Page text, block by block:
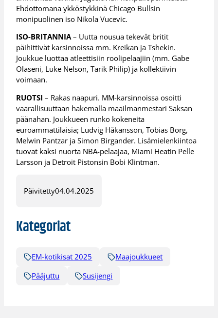
Ehdottomana ykköstykkinä Chicago Bullsin
monipuolinen iso Nikola Vucevic.
ISO-BRITANNIA– Uutta nousua tekevät britit
päihittivät karsinnoissa mm. Kreikan ja Tshekin.
Joukkue luottaa atleettisiin roolipelaajiin (mm. Gabe
Olaseni, Luke Nelson, Tarik Philip) ja kollektiivin
voimaan.
RUOTSI – Rakas naapuri. MM-karsinnoissa osoitti
vaarallisuuttaan hakemalla maailmanmestari Saksan
päänahan. Joukkueen runko kokeneita
euroammattilaisia; Ludvig Håkansson, Tobias Borg,
Melwin Pantzar ja Simon Birgander. Lisämielenkiintoa
tuovat kaksi nuorta NBA-pelaajaa, Miami Heatin Pelle
Larsson ja Detroit Pistonsin Bobi Klintman.
Päivitetty04.04.2025
Kategoriat
EM-kotikisat 2025
Maajoukkueet
Pääjuttu
Susijengi